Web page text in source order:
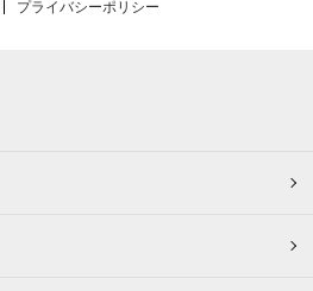
プライバシーポリシー